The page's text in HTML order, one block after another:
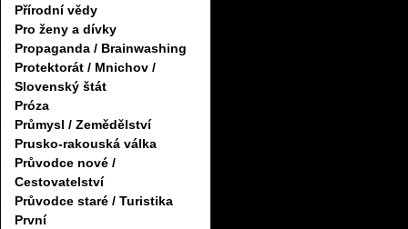
Přírodní vědy
Pro ženy a dívky
Propaganda / Brainwashing
Protektorát / Mnichov /
Slovenský štát
Próza
Průmysl / Zemědělství
Prusko-rakouská válka
Průvodce nové /
Cestovatelství
Průvodce staré / Turistika
První